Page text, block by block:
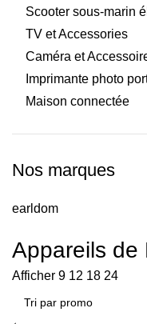
Scooter sous-marin
TV et Accessories
Caméra et
Imprimante photo
Maison connectée
Nos marques
earldom
Appareils de
Afficher 9 12 18 24